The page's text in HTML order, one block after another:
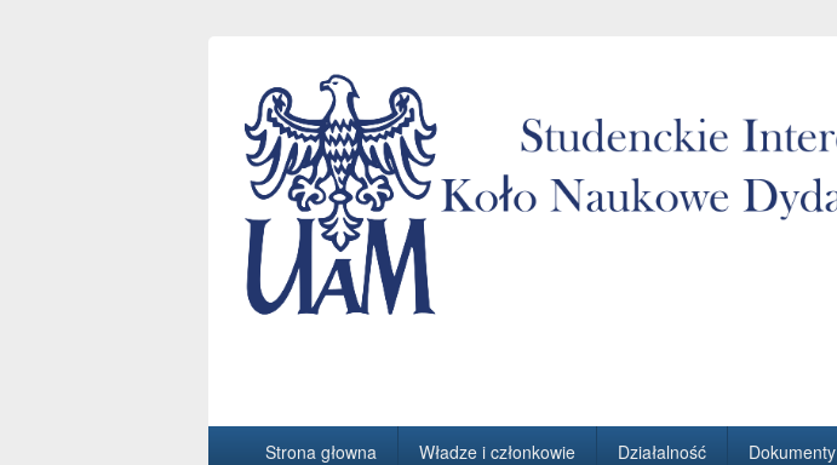
GłówneStrona głowna Władze i członkowie Działalność Dokumenty